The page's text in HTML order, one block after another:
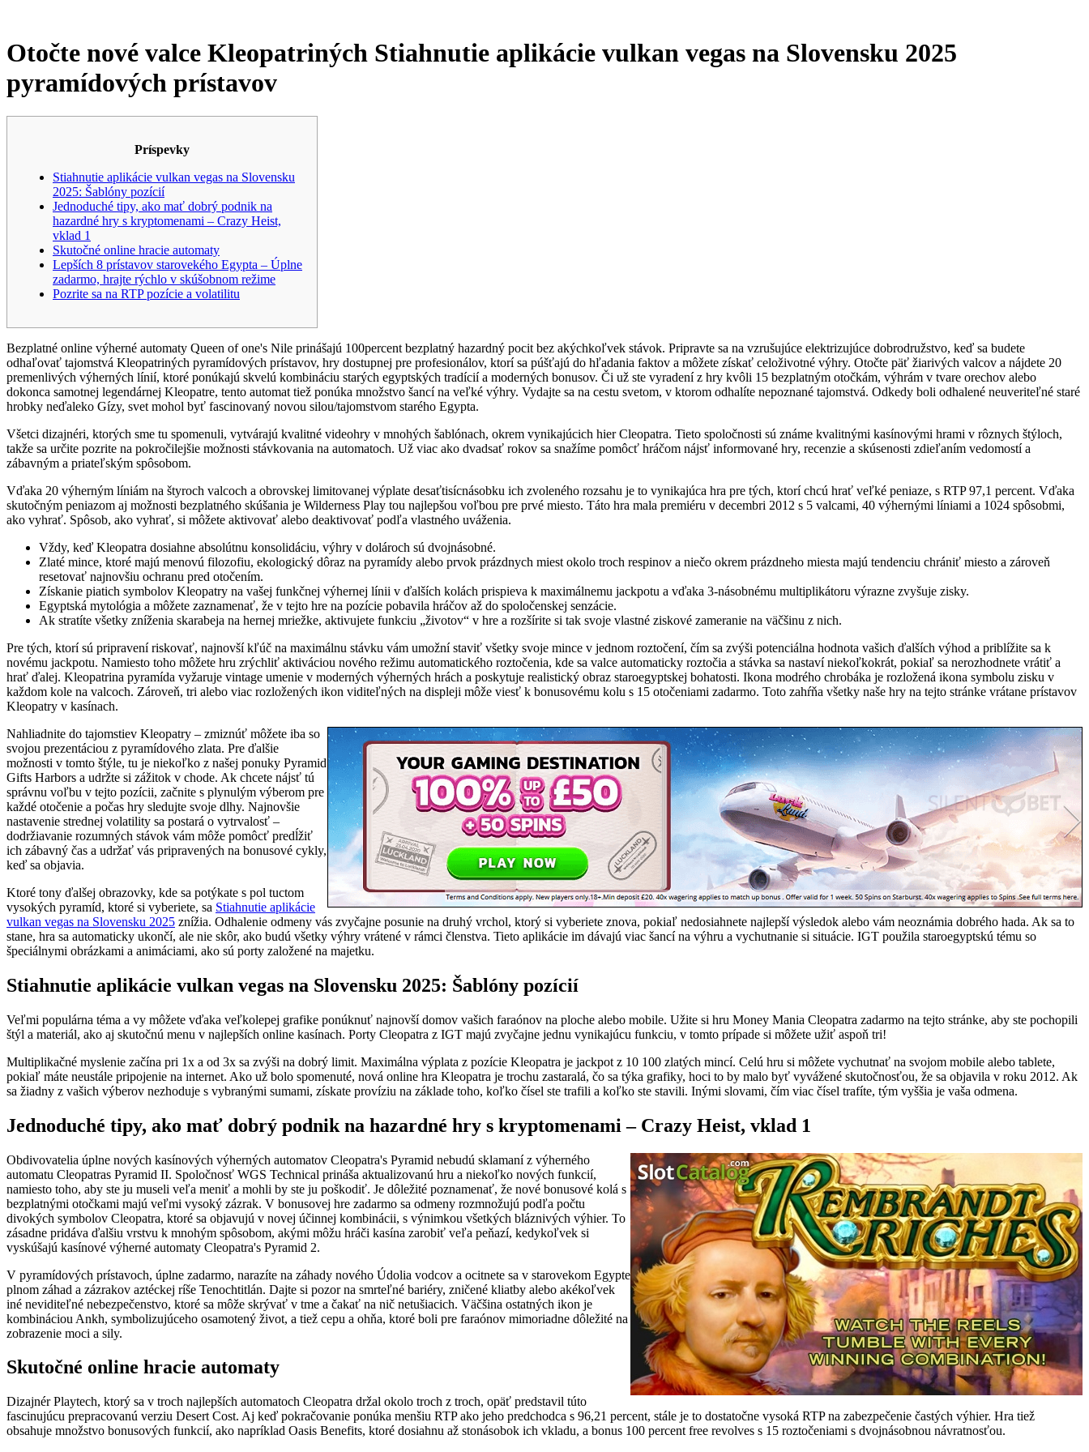
Otočte nové valce Kleopatriných Stiahnutie aplikácie vulkan vegas na Slovensku 2025
pyramídových prístavov
Príspevky
Stiahnutie aplikácie vulkan vegas na Slovensku
2025: Šablóny pozícií
Jednoduché tipy, ako mať dobrý podnik na
hazardné hry s kryptomenami – Crazy Heist,
vklad 1
Skutočné online hracie automaty
Lepších 8 prístavov starovekého Egypta – Úplne
zadarmo, hrajte rýchlo v skúšobnom režime
Pozrite sa na RTP pozície a volatilitu
Bezplatné online výherné automaty Queen of one's Nile prinášajú 100percent bezplatný hazardný pocit bez akýchkoľvek stávok. Pripravte sa na vzrušujúce elektrizujúce dobrodružstvo, keď sa budete
odhaľovať tajomstvá Kleopatriných pyramídových prístavov, hry dostupnej pre profesionálov, ktorí sa púšťajú do hľadania faktov a môžete získať celoživotné výhry. Otočte päť žiarivých valcov a nájdete 20
premenlivých výherných línií, ktoré ponúkajú skvelú kombináciu starých egyptských tradícií a moderných bonusov. Či už ste vyradení z hry kvôli 15 bezplatným otočkám, výhrám v tvare orechov alebo
dokonca samotnej legendárnej Kleopatre, tento automat tiež ponúka množstvo šancí na veľké výhry. Vydajte sa na cestu svetom, v ktorom odhalíte nepoznané tajomstvá. Odkedy boli odhalené neuveriteľné staré
hrobky neďaleko Gízy, svet mohol byť fascinovaný novou silou/tajomstvom starého Egypta.
Všetci dizajnéri, ktorých sme tu spomenuli, vytvárajú kvalitné videohry v mnohých šablónach, okrem vynikajúcich hier Cleopatra. Tieto spoločnosti sú známe kvalitnými kasínovými hrami v rôznych štýloch,
takže sa určite pozrite na pokročilejšie možnosti stávkovania na automatoch. Už viac ako dvadsať rokov sa snažíme pomôcť hráčom nájsť informované hry, recenzie a skúsenosti zdieľaním vedomostí a
zábavným a priateľským spôsobom.
Vďaka 20 výherným líniám na štyroch valcoch a obrovskej limitovanej výplate desaťtisícnásobku ich zvoleného rozsahu je to vynikajúca hra pre tých, ktorí chcú hrať veľké peniaze, s RTP 97,1 percent. Vďaka
skutočným peniazom aj možnosti bezplatného skúšania je Wilderness Play tou najlepšou voľbou pre prvé miesto. Táto hra mala premiéru v decembri 2012 s 5 valcami, 40 výhernými líniami a 1024 spôsobmi,
ako vyhrať. Spôsob, ako vyhrať, si môžete aktivovať alebo deaktivovať podľa vlastného uváženia.
Vždy, keď Kleopatra dosiahne absolútnu konsolidáciu, výhry v dolároch sú dvojnásobné.
Zlaté mince, ktoré majú menovú filozofiu, ekologický dôraz na pyramídy alebo prvok prázdnych miest okolo troch respinov a niečo okrem prázdneho miesta majú tendenciu chrániť miesto a zároveň
resetovať najnovšiu ochranu pred otočením.
Získanie piatich symbolov Kleopatry na vašej funkčnej výhernej línii v ďalších kolách prispieva k maximálnemu jackpotu a vďaka 3-násobnému multiplikátoru výrazne zvyšuje zisky.
Egyptská mytológia a môžete zaznamenať, že v tejto hre na pozície pobavila hráčov až do spoločenskej senzácie.
Ak stratíte všetky zníženia skarabeja na hernej mriežke, aktivujete funkciu „životov“ v hre a rozšírite si tak svoje vlastné ziskové zameranie na väčšinu z nich.
Pre tých, ktorí sú pripravení riskovať, najnovší kľúč na maximálnu stávku vám umožní staviť všetky svoje mince v jednom roztočení, čím sa zvýši potenciálna hodnota vašich ďalších výhod a priblížite sa k
novému jackpotu. Namiesto toho môžete hru zrýchliť aktiváciou nového režimu automatického roztočenia, kde sa valce automaticky roztočia a stávka sa nastaví niekoľkokrát, pokiaľ sa nerozhodnete vrátiť a
hrať ďalej. Kleopatrina pyramída vyžaruje vintage umenie v moderných výherných hrách a poskytuje realistický obraz staroegyptskej bohatosti. Ikona modrého chrobáka je rozložená ikona symbolu zisku v
každom kole na valcoch. Zároveň, tri alebo viac rozložených ikon viditeľných na displeji môže viesť k bonusovému kolu s 15 otočeniami zadarmo. Toto zahŕňa všetky naše hry na tejto stránke vrátane prístavov
Kleopatry v kasínach.
Nahliadnite do tajomstiev Kleopatry – zmiznúť môžete iba so
svojou prezentáciou z pyramídového zlata. Pre ďalšie
možnosti v tomto štýle, tu je niekoľko z našej ponuky Pyramid
Gifts Harbors a udržte si zážitok v chode. Ak chcete nájsť tú
správnu voľbu v tejto pozícii, začnite s plynulým výberom pre
každé otočenie a počas hry sledujte svoje dlhy. Najnovšie
nastavenie strednej volatility sa postará o vytrvalosť –
dodržiavanie rozumných stávok vám môže pomôcť predĺžiť
ich zábavný čas a udržať vás pripravených na bonusové cykly,
keď sa objavia.
Ktoré tony ďalšej obrazovky, kde sa potýkate s pol tuctom
vysokých pyramíd, ktoré si vyberiete, sa Stiahnutie aplikácie
vulkan vegas na Slovensku 2025 znížia. Odhalenie odmeny vás zvyčajne posunie na druhý vrchol, ktorý si vyberiete znova, pokiaľ nedosiahnete najlepší výsledok alebo vám neoznámia dobrého hada. Ak sa to
stane, hra sa automaticky ukončí, ale nie skôr, ako budú všetky výhry vrátené v rámci členstva. Tieto aplikácie im dávajú viac šancí na výhru a vychutnanie si situácie. IGT použila staroegyptskú tému so
špeciálnymi obrázkami a animáciami, ako sú porty založené na majetku.
Stiahnutie aplikácie vulkan vegas na Slovensku 2025: Šablóny pozícií
Veľmi populárna téma a vy môžete vďaka veľkolepej grafike ponúknuť najnovší domov vašich faraónov na ploche alebo mobile. Užite si hru Money Mania Cleopatra zadarmo na tejto stránke, aby ste pochopili
štýl a materiál, ako aj skutočnú menu v najlepších online kasínach. Porty Cleopatra z IGT majú zvyčajne jednu vynikajúcu funkciu, v tomto prípade si môžete užiť aspoň tri!
Multiplikačné myslenie začína pri 1x a od 3x sa zvýši na dobrý limit. Maximálna výplata z pozície Kleopatra je jackpot z 10 100 zlatých mincí. Celú hru si môžete vychutnať na svojom mobile alebo tablete,
pokiaľ máte neustále pripojenie na internet. Ako už bolo spomenuté, nová online hra Kleopatra je trochu zastaralá, čo sa týka grafiky, hoci to by malo byť vyvážené skutočnosťou, že sa objavila v roku 2012. Ak
sa žiadny z vašich výberov nezhoduje s vybranými sumami, získate províziu na základe toho, koľko čísel ste trafili a koľko ste stavili. Inými slovami, čím viac čísel trafíte, tým vyššia je vaša odmena.
Jednoduché tipy, ako mať dobrý podnik na hazardné hry s kryptomenami – Crazy Heist, vklad 1
Obdivovatelia úplne nových kasínových výherných automatov Cleopatra's Pyramid nebudú sklamaní z výherného
automatu Cleopatras Pyramid II. Spoločnosť WGS Technical prináša aktualizovanú hru a niekoľko nových funkcií,
namiesto toho, aby ste ju museli veľa meniť a mohli by ste ju poškodiť. Je dôležité poznamenať, že nové bonusové kolá s
bezplatnými otočkami majú veľmi vysoký zázrak. V bonusovej hre zadarmo sa odmeny rozmnožujú podľa počtu
divokých symbolov Cleopatra, ktoré sa objavujú v novej účinnej kombinácii, s výnimkou všetkých bláznivých výhier. To
zásadne pridáva ďalšiu vrstvu k mnohým spôsobom, akými môžu hráči kasína zarobiť veľa peňazí, kedykoľvek si
vyskúšajú kasínové výherné automaty Cleopatra's Pyramid 2.
V pyramídových prístavoch, úplne zadarmo, narazíte na záhady nového Údolia vodcov a ocitnete sa v starovekom Egypte
plnom záhad a zázrakov aztéckej ríše Tenochtitlán. Dajte si pozor na smrteľné bariéry, zničené kliatby alebo akékoľvek
iné neviditeľné nebezpečenstvo, ktoré sa môže skrývať v tme a čakať na nič netušiacich. Väčšina ostatných ikon je
kombináciou Ankh, symbolizujúceho osamotený život, a tiež cepu a ohňa, ktoré boli pre faraónov mimoriadne dôležité na
zobrazenie moci a sily.
Skutočné online hracie automaty
Dizajnér Playtech, ktorý sa v troch najlepších automatoch Cleopatra držal okolo troch z troch, opäť predstavil túto
fascinujúcu prepracovanú verziu Desert Cost. Aj keď pokračovanie ponúka menšiu RTP ako jeho predchodca s 96,21 percent, stále je to dostatočne vysoká RTP na zabezpečenie častých výhier. Hra tiež
obsahuje množstvo bonusových funkcií, ako napríklad Oasis Benefits, ktoré dosiahnu až stonásobok ich vkladu, a bonus 100 percent free revolves s 15 roztočeniami s dvojnásobnou návratnosťou.